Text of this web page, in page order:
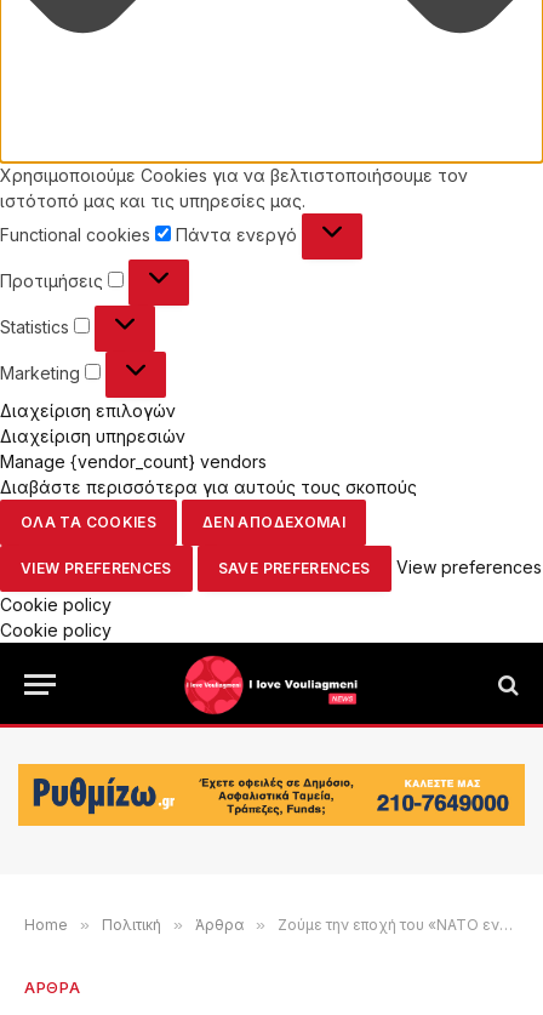
Χρησιμοποιούμε Cookies για να βελτιστοποιήσουμε τον
ιστότοπό μας και τις υπηρεσίες μας.
Functional cookies
Functional
Πάντα ενεργό
Προτιμήσεις Προτιμήσεις
Statistics Statistics
Marketing Marketing
Διαχείριση επιλογών
Διαχείριση υπηρεσιών
Manage {vendor_count} vendors
Διαβάστε περισσότερα για αυτούς τους σκοπούς
ΟΛΑ ΤΑ COOKIES ΔΕΝ ΑΠΟΔΕΧΟΜΑΙ
VIEW PREFERENCES SAVE PREFERENCES
View preferences
Cookie policy
Cookie policy
Home » Πολιτική » Άρθρα » Ζούμε την εποχή του «ΝΑΤΟ εναντίον ΝΑΤΟ»
ΑΡΘΡΑ